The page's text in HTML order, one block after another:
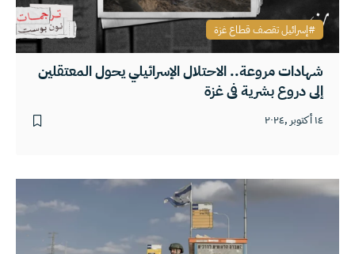
شهادات مروعة.. الاحتلال الإسرائيلي يحول المعتقلين
إلى دروع بشرية في غزة
١٤ أكتوبر ,٢٠٢٤
إسرائيل تقصف قطاع غزة